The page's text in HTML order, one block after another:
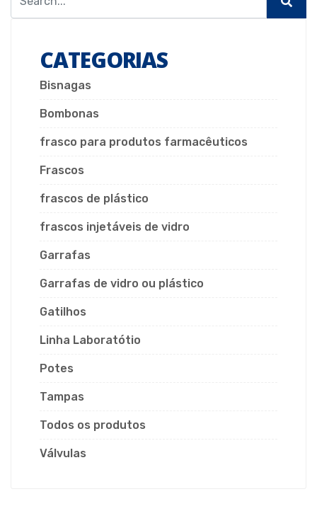
CATEGORIAS
Bisnagas
Bombonas
frasco para produtos farmacêuticos
Frascos
frascos de plástico
frascos injetáveis de vidro
Garrafas
Garrafas de vidro ou plástico
Gatilhos
Linha Laboratótio
Potes
Tampas
Todos os produtos
Válvulas